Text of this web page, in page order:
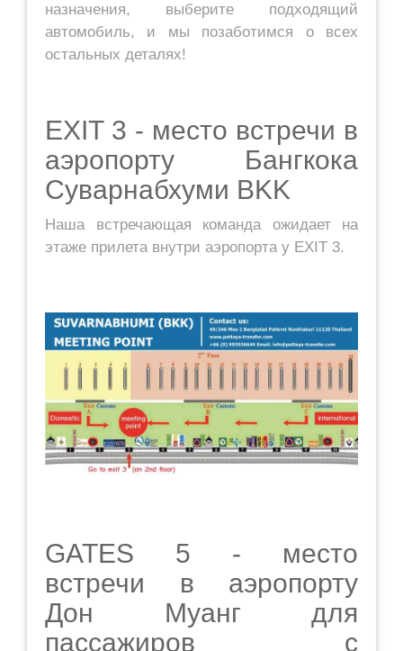
назначения, выберите подходящий
автомобиль, и мы позаботимся о всех
остальных деталях!
EXIT 3 - место встречи в
аэропорту Бангкока
Суварнабхуми BKK
Наша встречающая команда ожидает на
этаже прилета внутри аэропорта у EXIT 3.
GATES 5 - место
встречи в аэропорту
Дон Муанг для
пассажиров с